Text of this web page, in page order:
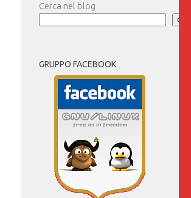
Cerca nel blog
GRUPPO FACEBOOK